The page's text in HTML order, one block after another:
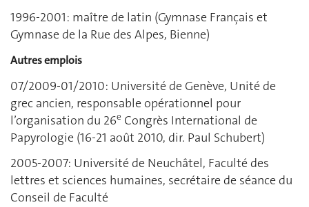
1996-2001: maître de latin (Gymnase Français et
Gymnase de la Rue des Alpes, Bienne)
Autres emplois
07/2009-01/2010: Université de Genève, Unité de
grec ancien, responsable opérationnel pour
l’organisation du 26e Congrès International de
Papyrologie (16‑21 août 2010, dir. Paul Schubert)
2005-2007: Université de Neuchâtel, Faculté des
lettres et sciences humaines, secrétaire de séance du
Conseil de Faculté